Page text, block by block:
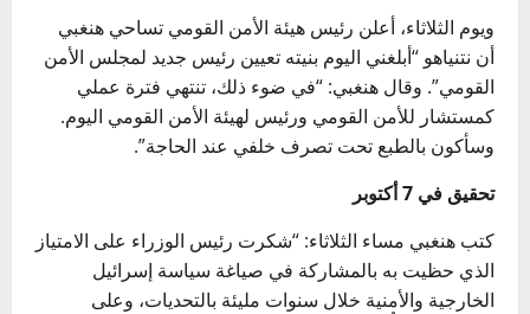
ويوم الثلاثاء، أعلن رئيس هيئة الأمن القومي تساحي هنغبي
أن نتنياهو “أبلغني اليوم بنيته تعيين رئيس جديد لمجلس الأمن
القومي”. وقال هنغبي: “في ضوء ذلك، تنتهي فترة عملي
كمستشار للأمن القومي ورئيس لهيئة الأمن القومي اليوم.
وسأكون بالطبع تحت تصرف خلفي عند الحاجة”.
تحقيق في 7 أكتوبر
كتب هنغبي مساء الثلاثاء: “شكرت رئيس الوزراء على الامتياز
الذي حظيت به بالمشاركة في صياغة سياسة إسرائيل
الخارجية والأمنية خلال سنوات مليئة بالتحديات، وعلى